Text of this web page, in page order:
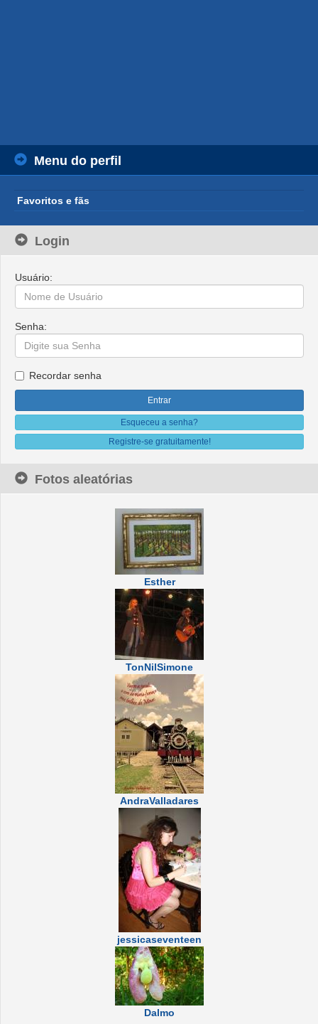
Menu do perfil
Favoritos e fãs
Login
Usuário:
Senha:
Recordar senha
Esqueceu a senha?
Registre-se gratuitamente!
Fotos aleatórias
Esther
TonNilSimone
AndraValladares
jessicaseventeen
Dalmo